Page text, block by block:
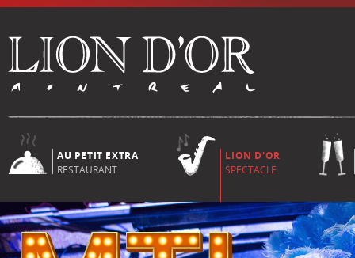
AU PETIT EXTRA
RESTAURANT
LION D'OR
SPECTACLE